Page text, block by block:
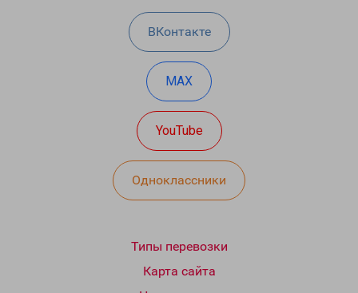
ВКонтакте
MAX
YouTube
Одноклассники
Типы перевозки
Карта сайта